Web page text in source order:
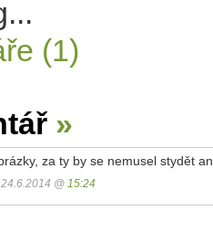
(1)
»
za ty by se nemusel stydět
@ 15:24